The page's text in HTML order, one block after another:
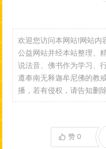
欢迎您访问本网站!网站内
公益网站并经本站整理、
说法音、佛书作为学习、
遵奉南无释迦牟尼佛的教
播，若有侵权，请告知删
赞0